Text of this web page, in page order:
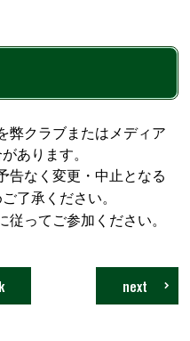
弊クラブまたはメディア
あります。
告なく変更・中止となる
了承ください。
従ってご参加ください。
next